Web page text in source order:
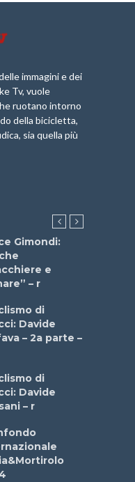
immagini e dei
Tv, vuole
ruotano intorno
della bicicletta,
sia quella più
Gimondi:
e
– r
di
Davide
– 2a parte –
di
Davide
– r